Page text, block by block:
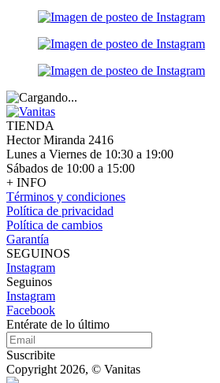
TIENDA
Hector Miranda 2416
Lunes a Viernes de 10:30 a 19:00
Sábados de 10:00 a 15:00
+ INFO
Términos y condiciones
Política de privacidad
Política de cambios
Garantía
SEGUINOS
Instagram
Seguinos
Instagram
Facebook
Entérate de lo último
Suscribite
Copyright 2026, © Vanitas